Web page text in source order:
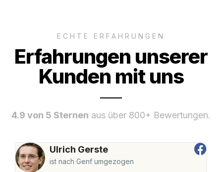
ECHTE ERFAHRUNGEN
Erfahrungen unserer
Kunden mit uns
4.9 von 5 Sternen aus über 800+ Bewertungen.
Ulrich Gerste
ist nach Genf umgezogen